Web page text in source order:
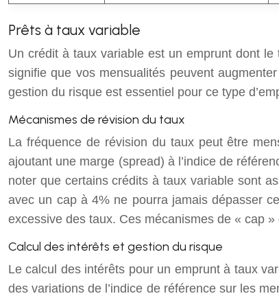
Prêts à taux variable
Un crédit à taux variable est un emprunt dont le
signifie que vos mensualités peuvent
gestion du risque est essentiel pour ce type
Mécanismes de révision du taux
La fréquence de révision du taux peut être
ajoutant une marge (spread) à l’indice de
noter que certains crédits à taux variable sont
avec un cap à 4% ne pourra jamais dépasser
excessive des taux. Ces mécanismes de « cap
Calcul des intérêts et gestion du risque
Le calcul des intérêts pour un emprunt à taux
des variations de l’indice de référence sur les